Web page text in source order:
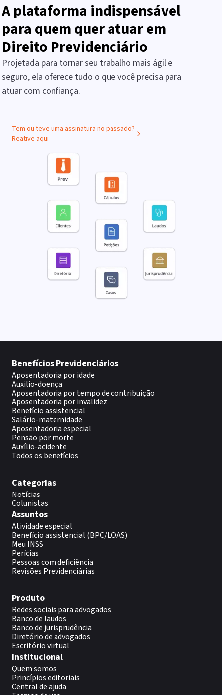
A plataforma indispensável
para quem quer atuar em
Direito Previdenciário
Projetada para tornar seu trabalho mais ágil e
seguro, ela oferece tudo o que você precisa para
atuar com confiança.
Tem ou teve uma assinatura no passado?
Reative aqui
Benefícios Previdenciários
Aposentadoria por idade
Auxilio-doença
Aposentadoria por tempo de contribuição
Aposentadoria por invalidez
Benefício assistencial
Salário-maternidade
Aposentadoria especial
Pensão por morte
Auxílio-acidente
Todos os benefícios
Categorias
Notícias
Colunistas
Assuntos
Atividade especial
Benefício assistencial (BPC/LOAS)
Meu INSS
Perícias
Pessoas com deficiência
Revisões Previdenciárias
Produto
Redes sociais para advogados
Banco de laudos
Banco de jurisprudência
Diretório de advogados
Escritório virtual
Institucional
Quem somos
Princípios editoriais
Central de ajuda